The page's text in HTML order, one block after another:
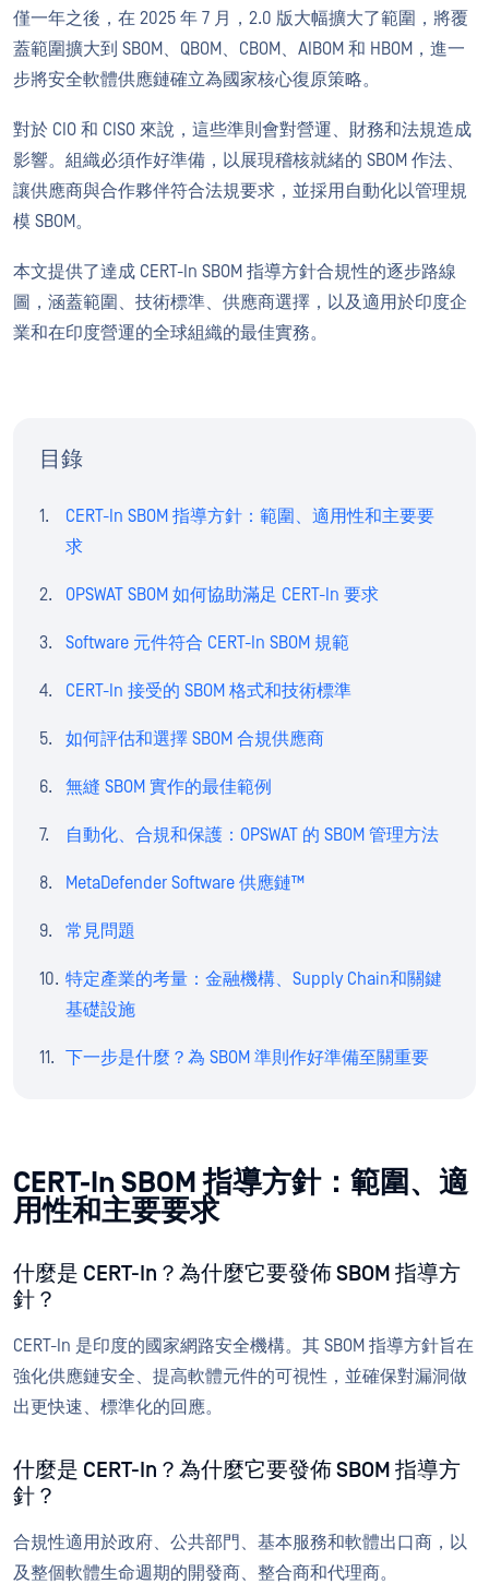
僅一年之後，在 2025 年 7 月，2.0 版大幅擴大了範圍，將覆
蓋範圍擴大到 SBOM、QBOM、CBOM、AIBOM 和 HBOM，進一
步將安全軟體供應鏈確立為國家核心復原策略。
對於 CIO 和 CISO 來說，這些準則會對營運、財務和法規造成
影響。組織必須作好準備，以展現稽核就緒的 SBOM 作法、
讓供應商與合作夥伴符合法規要求，並採用自動化以管理規
模 SBOM。
本文提供了達成 CERT-In SBOM 指導方針合規性的逐步路線
圖，涵蓋範圍、技術標準、供應商選擇，以及適用於印度企
業和在印度營運的全球組織的最佳實務。
目錄
CERT-In SBOM 指導方針：範圍、適用性和主要要
求
OPSWAT SBOM 如何協助滿足 CERT-In 要求
Software 元件符合 CERT-In SBOM 規範
CERT-In 接受的 SBOM 格式和技術標準
如何評估和選擇 SBOM 合規供應商
無縫 SBOM 實作的最佳範例
自動化、合規和保護：OPSWAT 的 SBOM 管理方法
MetaDefender Software 供應鏈™
常見問題
特定產業的考量：金融機構、Supply Chain和關鍵
基礎設施
下一步是什麼？為 SBOM 準則作好準備至關重要
CERT-In SBOM 指導方針：範圍、適
用性和主要要求
什麼是 CERT-In？為什麼它要發佈 SBOM 指導方
針？
CERT-In 是印度的國家網路安全機構。其 SBOM 指導方針旨在
強化供應鏈安全、提高軟體元件的可視性，並確保對漏洞做
出更快速、標準化的回應。
什麼是 CERT-In？為什麼它要發佈 SBOM 指導方
針？
合規性適用於政府、公共部門、基本服務和軟體出口商，以
及整個軟體生命週期的開發商、整合商和代理商。